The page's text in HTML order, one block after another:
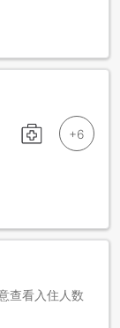
查看入住人数